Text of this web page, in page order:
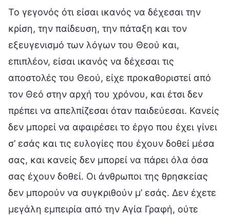
Το γεγονός ότι είσαι ικανός να δέχεσαι την
κρίση, την παίδευση, την πάταξη και τον
εξευγενισμό των λόγων του Θεού και,
επιπλέον, είσαι ικανός να δέχεσαι τις
αποστολές του Θεού, είχε προκαθοριστεί από
τον Θεό στην αρχή του χρόνου, και έτσι δεν
πρέπει να απελπίζεσαι όταν παιδεύεσαι. Κανείς
δεν μπορεί να αφαιρέσει το έργο που έχει γίνει
σ’ εσάς και τις ευλογίες που έχουν δοθεί μέσα
σας, και κανείς δεν μπορεί να πάρει όλα όσα
σας έχουν δοθεί. Οι άνθρωποι της θρησκείας
δεν μπορούν να συγκριθούν μ’ εσάς. Δεν έχετε
μεγάλη εμπειρία από την Αγία Γραφή, ούτε